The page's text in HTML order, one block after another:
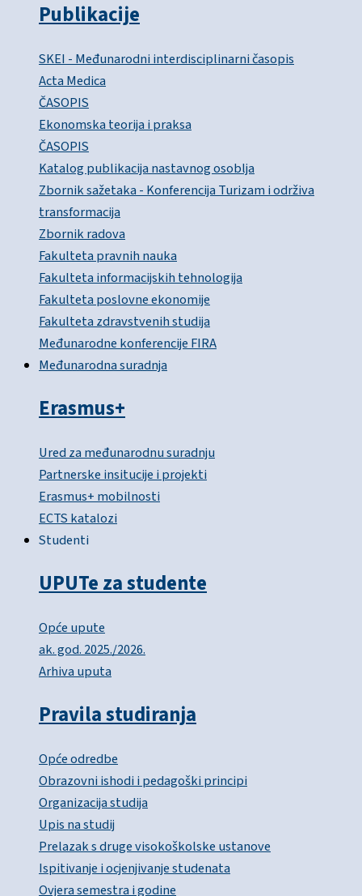
Publikacije
SKEI - Međunarodni interdisciplinarni časopis
Acta Medica
ČASOPIS
Ekonomska teorija i praksa
ČASOPIS
Katalog publikacija nastavnog osoblja
Zbornik sažetaka - Konferencija Turizam i održiva
transformacija
Zbornik radova
Fakulteta pravnih nauka
Fakulteta informacijskih tehnologija
Fakulteta poslovne ekonomije
Fakulteta zdravstvenih studija
Međunarodne konferencije FIRA
Međunarodna suradnja
Erasmus+
Ured za međunarodnu suradnju
Partnerske insitucije i projekti
Erasmus+ mobilnosti
ECTS katalozi
Studenti
UPUTe za studente
Opće upute
ak. god. 2025./2026.
Arhiva uputa
Pravila studiranja
Opće odredbe
Obrazovni ishodi i pedagoški principi
Organizacija studija
Upis na studij
Prelazak s druge visokoškolske ustanove
Ispitivanje i ocjenjivanje studenata
Ovjera semestra i godine